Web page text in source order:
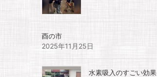
酉の市
2025年11月25日
水素吸入のすごい効果